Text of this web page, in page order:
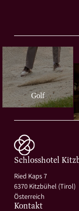
Golf
Schlosshotel
Ried Kaps 7
6370 Kitzbühel (Tirol)
Österreich
Kontakt